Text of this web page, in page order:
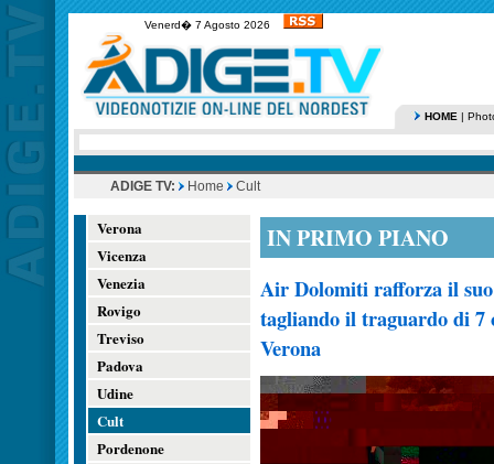
Venerd� 7 Agosto 2026
HOME |
ADIGE TV: Home Cult
Verona
Vicenza
Venezia
Rovigo
Treviso
Padova
Udine
Cult
Pordenone
IN PRIMO PIANO
Air Dolomiti rafforza il
tagliando il traguardo di 7
Verona